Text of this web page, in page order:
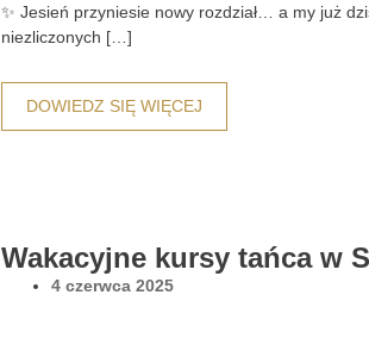
✨ Jesień przyniesie nowy rozdział… a my już
niezliczonych […]
DOWIEDZ SIĘ WIĘCEJ
Wakacyjne kursy tańca w
4 czerwca 2025